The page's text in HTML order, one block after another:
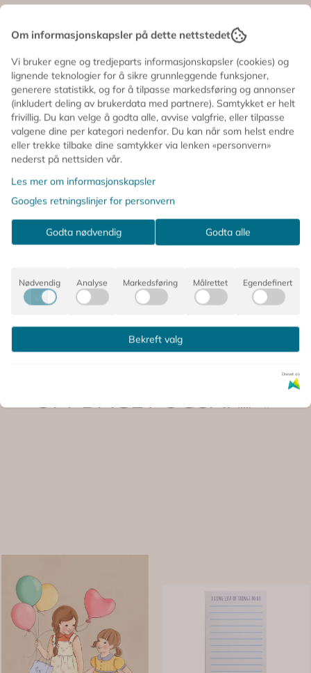
Informasjon
Dobbelt Mummi-kort med motiv av Mummipappa med
teksten: Verdens beste pappa
Konvolutt medfølger
Størrelse: 12 x 12 cm
Kommentarer
Produsent
Om informasjonskapsler på dette nettstedet
Vi bruker egne og tredjeparts informasjonskapsler (cookies) og
lignende teknologier for å sikre grunnleggende funksjoner,
generere statistikk, og for å tilpasse markedsføring og annonser
(inkludert deling av brukerdata med partnere). Samtykket er helt
frivillig. Du kan velge å godta alle, avvise valgfrie, eller tilpasse
valgene dine per kategori nedenfor. Du kan når som helst endre
eller trekke tilbake dine samtykker via lenken «personvern»
nederst på nettsiden vår.
Les mer om informasjonskapsler
Googles retningslinjer for personvern
Godta nødvendig Godta alle
Nødvendig Analyse Markedsføring Målrettet Egendefinert
Bekreft valg
Drevet av